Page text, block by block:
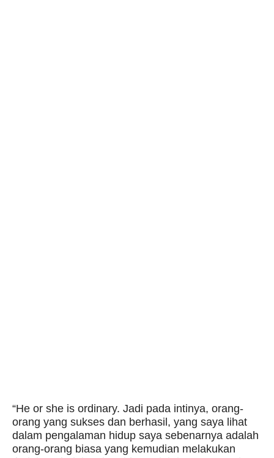
“He or she is ordinary. Jadi pada intinya, orang-
orang yang sukses dan berhasil, yang saya lihat
dalam pengalaman hidup saya sebenarnya adalah
orang-orang biasa yang kemudian melakukan